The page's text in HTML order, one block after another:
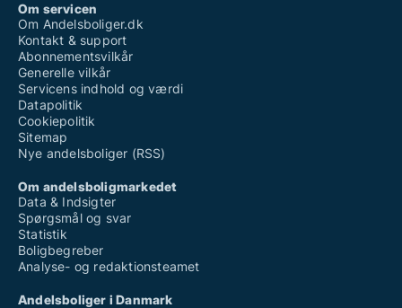
Om servicen
Om Andelsboliger.dk
Kontakt & support
Abonnementsvilkår
Generelle vilkår
Servicens indhold og værdi
Datapolitik
Cookiepolitik
Sitemap
Nye andelsboliger (RSS)
Om andelsboligmarkedet
Data & Indsigter
Spørgsmål og svar
Statistik
Boligbegreber
Analyse- og redaktionsteamet
Andelsboliger i Danmark